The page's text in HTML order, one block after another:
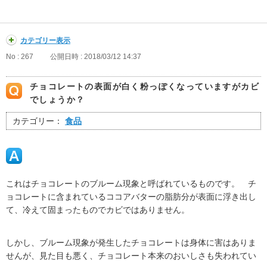
カテゴリー表示
No : 267
公開日時 : 2018/03/12 14:37
チョコレートの表面が白く粉っぽくなっていますがカビ
でしょうか？
カテゴリー： 食品
これはチョコレートのブルーム現象と呼ばれているものです。 チ
ョコレートに含まれているココアバターの脂肪分が表面に浮き出し
て、冷えて固まったものでカビではありません。
しかし、ブルーム現象が発生したチョコレートは身体に害はありま
せんが、見た目も悪く、チョコレート本来のおいしさも失われてい